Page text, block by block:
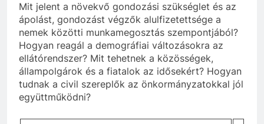
Mit jelent a növekvő gondozási szükséglet és az
ápolást, gondozást végzők alulfizetettsége a
nemek közötti munkamegosztás szempontjából?
Hogyan reagál a demográfiai változásokra az
ellátórendszer? Mit tehetnek a közösségek,
állampolgárok és a fiatalok az idősekért? Hogyan
tudnak a civil szereplők az önkormányzatokkal jól
együttműködni?